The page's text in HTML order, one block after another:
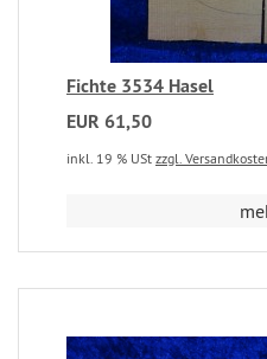
Fichte 3534 Hasel
EUR 61,50
inkl. 19 % USt zzgl.